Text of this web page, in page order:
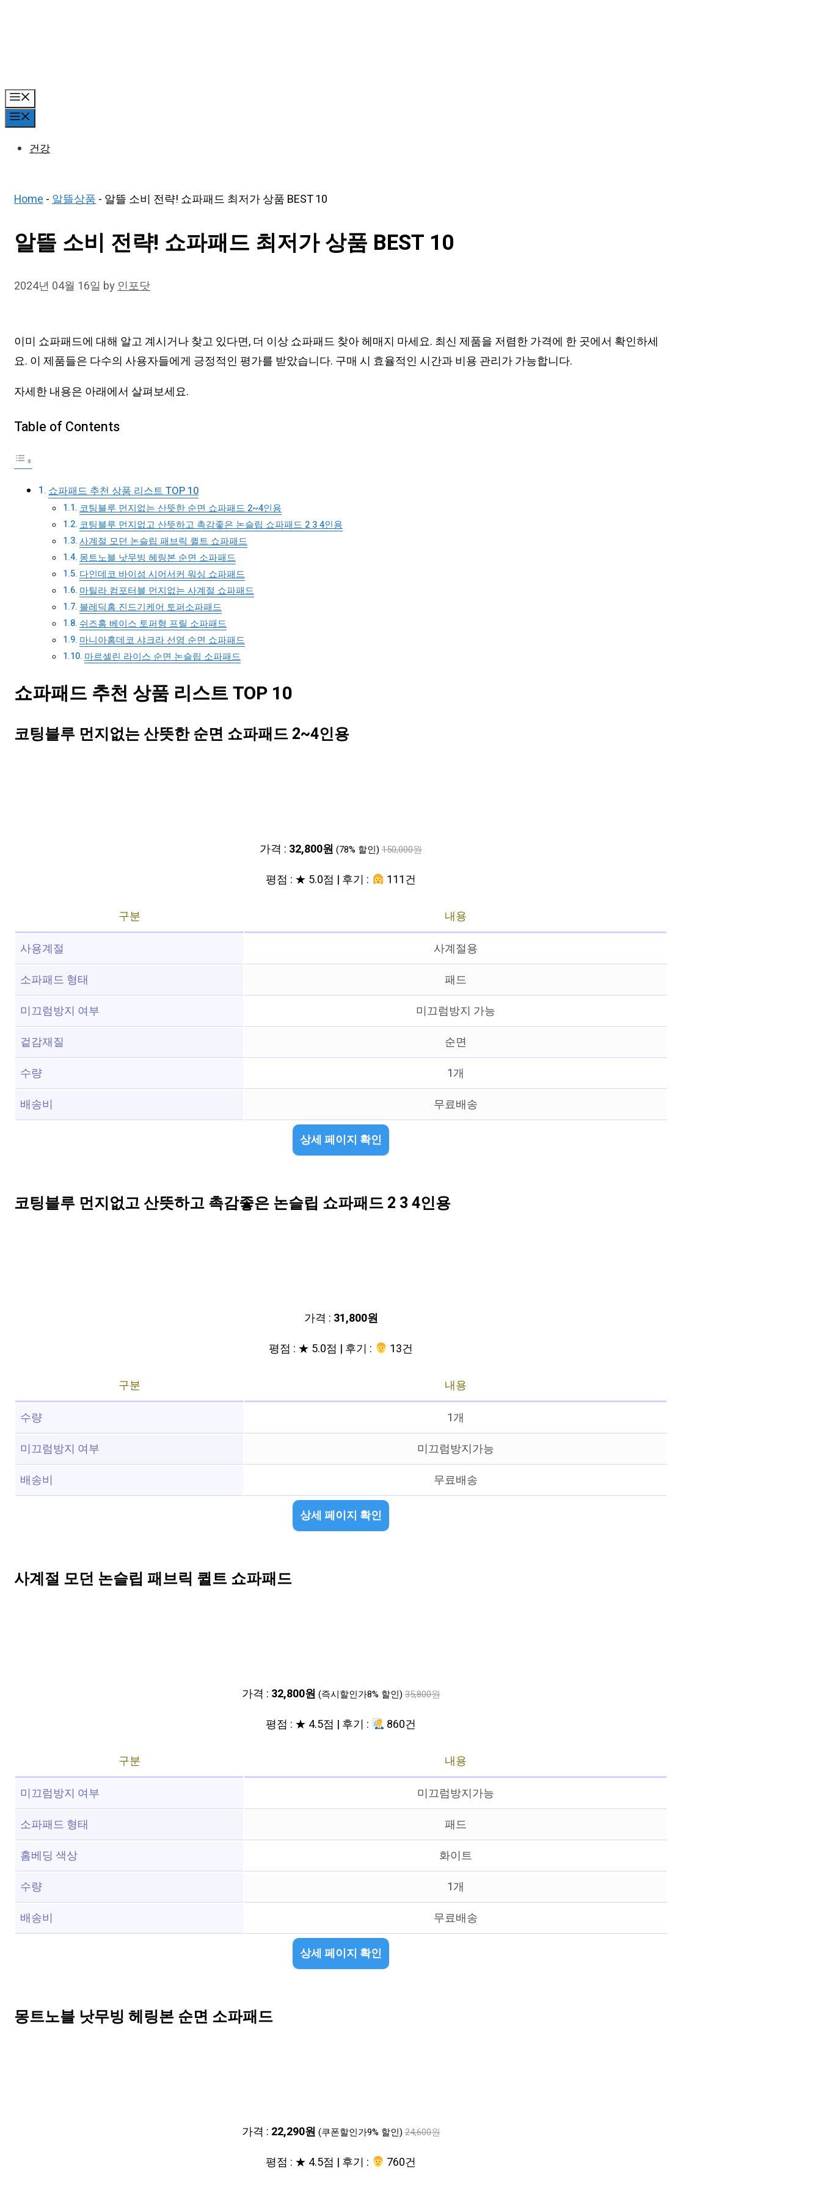
건강
Home-알뜰상품- 알뜰 소비 전략! 쇼파패드 최저가 상품 BEST 10
알뜰 소비 전략! 쇼파패드 최저가 상품 BEST 10
2024년 04월 16일 by인포닷
이미 쇼파패드에 대해 알고 계시거나 찾고 있다면, 더 이상 쇼파패드 찾아 헤매지 마세요. 최신 제품을 저렴한 가격에 한 곳에서 확인하세
요. 이 제품들은 다수의 사용자들에게 긍정적인 평가를 받았습니다. 구매 시 효율적인 시간과 비용 관리가 가능합니다.
자세한 내용은 아래에서 살펴보세요.
Table of Contents
쇼파패드 추천 상품 리스트 TOP 10
코팅블루 먼지없는 산뜻한 순면 쇼파패드 2~4인용
코팅블루 먼지없고 산뜻하고 촉감좋은 논슬립 쇼파패드 2 3 4인용
사계절 모던 논슬립 패브릭 퀼트 쇼파패드
몽트노블 낫무빙 헤링본 순면 소파패드
다인데코 바이섬 시어서커 워싱 쇼파패드
마틸라 컴포터블 먼지없는 사계절 쇼파패드
블레딕홈 진드기케어 토퍼소파패드
쉬즈홈 베이스 토퍼형 프릴 소파패드
마니아홈데코 샤크라 선염 순면 쇼파패드
마르셀린 라이스 순면 논슬립 소파패드
쇼파패드 추천 상품 리스트 TOP 10
코팅블루 먼지없는 산뜻한 순면 쇼파패드 2~4인용
가격 : 32,800원 (78% 할인) 150,000원
평점 : ★ 5.0점 | 후기 : 111건
구분
내용
사용계절
사계절용
소파패드 형태
패드
미끄럼방지 여부
미끄럼방지 가능
겉감재질
순면
수량
1개
배송비
무료배송
상세 페이지 확인
코팅블루 먼지없고 산뜻하고 촉감좋은 논슬립 쇼파패드 2 3 4인용
가격 : 31,800원
평점 : ★ 5.0점 | 후기 :
‍‍ 13건
구분
내용
수량
1개
미끄럼방지 여부
미끄럼방지가능
배송비
무료배송
상세 페이지 확인
사계절 모던 논슬립 패브릭 퀼트 쇼파패드
가격 : 32,800원 (즉시할인가8% 할인) 35,800원
평점 : ★ 4.5점 | 후기 : 860건
구분
내용
미끄럼방지 여부
미끄럼방지가능
소파패드 형태
패드
홈베딩 색상
화이트
수량
1개
배송비
무료배송
상세 페이지 확인
몽트노블 낫무빙 헤링본 순면 소파패드
가격 : 22,290원 (쿠폰할인가9% 할인) 24,600원
평점 : ★ 4.5점 | 후기 : ‍‍ 760건